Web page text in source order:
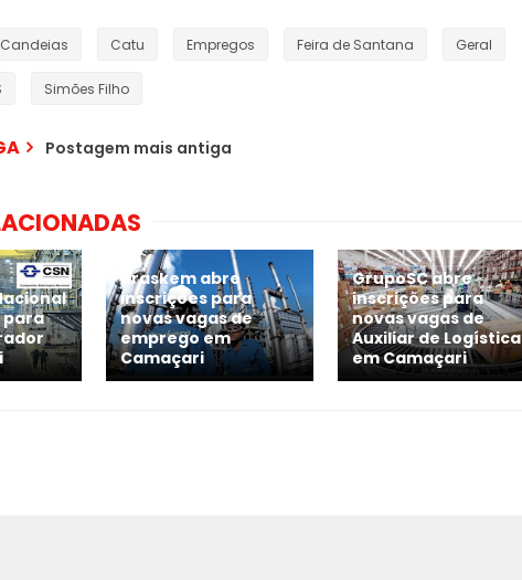
Candeias Catu Empregos Feira de Santana Geral
Simões Filho
Postagem mais antiga
para
Braskem abre
inscrições para
novas vagas de
emprego em
Camaçari
GrupoSC abre
inscrições para
novas vagas de
Auxiliar de Logística
em Camaçari